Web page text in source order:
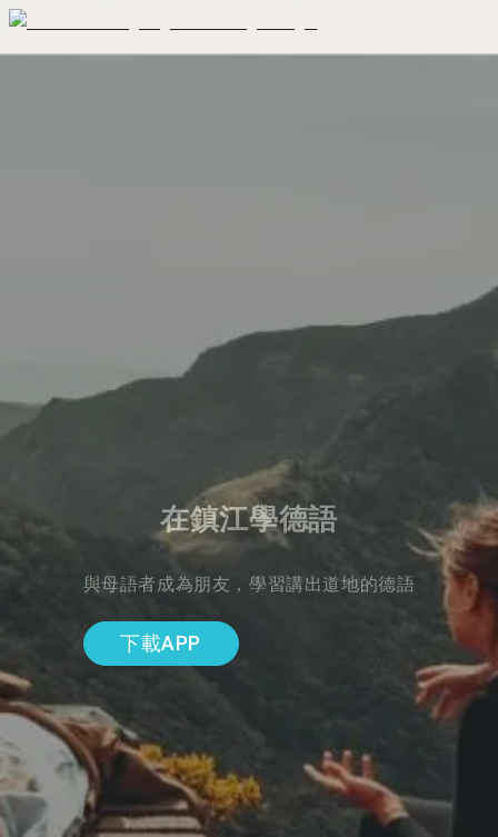
在鎮江學德語
與母語者成為朋友，學習講出道地的德語
下載APP